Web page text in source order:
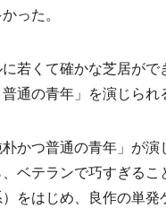
った。
若くて確かな芝居が
通の青年」を演じられ
かつ普通の青年」が
ベテランで巧すぎる
をはじめ、良作の単